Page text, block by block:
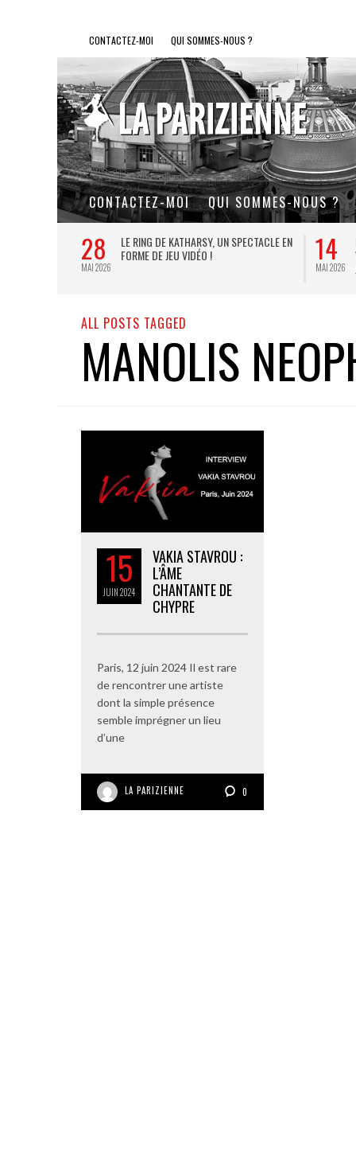
CONTACTEZ-MOI QUI SOMMES-NOUS ?
CONTACTEZ-MOI QUI SOMMES-NOUS ?
28
MAI 2026
LE RING DE KATHARSY, UN SPECTACLE EN
FORME DE JEU VIDÉO !
14
MAI 2026
ALL POSTS TAGGED
MANOLIS
15
JUIN2024
VAKIA STAVROU :
L’ÂME
CHANTANTE DE
CHYPRE
Paris, 12 juin 2024 Il est rare
de rencontrer une artiste
dont la simple présence
semble imprégner un lieu
d’une
LA PARIZIENNE 0